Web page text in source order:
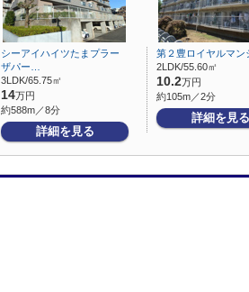
シーアイハイツたまプラー
ザパー…
3LDK/65.75㎡
14万円
約588m／8分
詳細を見る
第２豊ロイヤルマン
2LDK/55.60㎡
10.2万円
約105m／2分
詳細を見る